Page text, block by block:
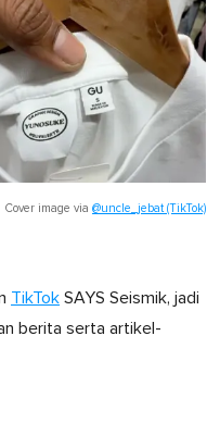
Cover image via @uncle_jebat (TikTok)
TikTok SAYS Seismik, jadi
berita serta artikel-